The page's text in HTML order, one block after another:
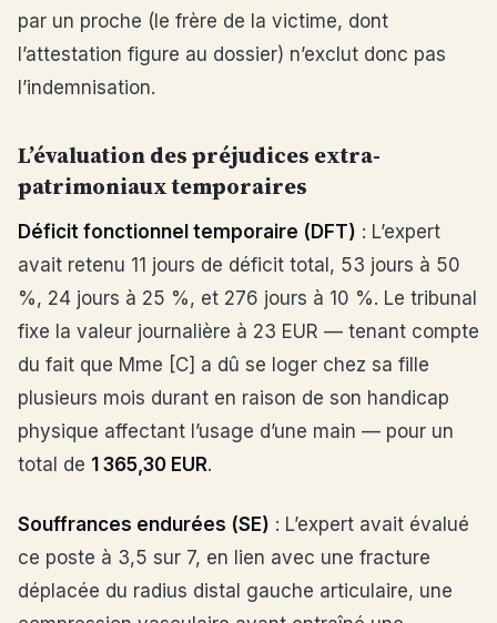
par un proche (le frère de la victime, dont
l’attestation figure au dossier) n’exclut donc pas
l’indemnisation.
L’évaluation des préjudices extra-
patrimoniaux temporaires
Déficit fonctionnel temporaire (DFT) : L’expert
avait retenu 11 jours de déficit total, 53 jours à 50
%, 24 jours à 25 %, et 276 jours à 10 %. Le tribunal
fixe la valeur journalière à 23 EUR — tenant compte
du fait que Mme [C] a dû se loger chez sa fille
plusieurs mois durant en raison de son handicap
physique affectant l’usage d’une main — pour un
total de 1 365,30 EUR.
Souffrances endurées (SE) : L’expert avait évalué
ce poste à 3,5 sur 7, en lien avec une fracture
déplacée du radius distal gauche articulaire, une